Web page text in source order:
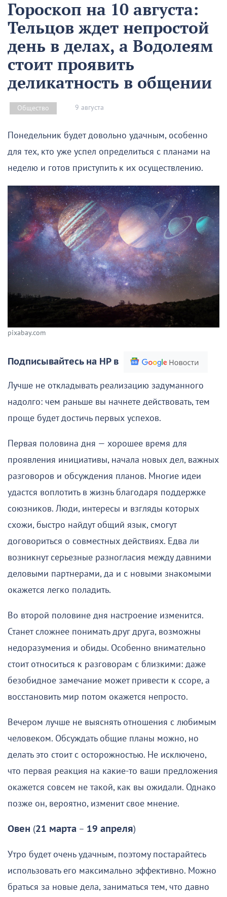
Гороскоп на 10 августа:
Тельцов ждет непростой
день в делах, а Водолеям
стоит проявить
деликатность в общении
Общество 9 августа
Понедельник будет довольно удачным, особенно
для тех, кто уже успел определиться с планами на
неделю и готов приступить к их осуществлению.
pixabay.com
Подписывайтесь на НР в
Лучше не откладывать реализацию задуманного
надолго: чем раньше вы начнете действовать, тем
проще будет достичь первых успехов.
Первая половина дня — хорошее время для
проявления инициативы, начала новых дел, важных
разговоров и обсуждения планов. Многие идеи
удастся воплотить в жизнь благодаря поддержке
союзников. Люди, интересы и взгляды которых
схожи, быстро найдут общий язык, смогут
договориться о совместных действиях. Едва ли
возникнут серьезные разногласия между давними
деловыми партнерами, да и с новыми знакомыми
окажется легко поладить.
Во второй половине дня настроение изменится.
Станет сложнее понимать друг друга, возможны
недоразумения и обиды. Особенно внимательно
стоит относиться к разговорам с близкими: даже
безобидное замечание может привести к ссоре, а
восстановить мир потом окажется непросто.
Вечером лучше не выяснять отношения с любимым
человеком. Обсуждать общие планы можно, но
делать это стоит с осторожностью. Не исключено,
что первая реакция на какие-то ваши предложения
окажется совсем не такой, как вы ожидали. Однако
позже он, вероятно, изменит свое мнение.
Овен (21 марта – 19 апреля)
Утро будет очень удачным, поэтому постарайтесь
использовать его максимально эффективно. Можно
браться за новые дела, заниматься тем, что давно